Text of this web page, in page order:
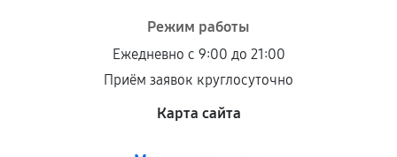
Режим работы
Ежедневно с 9:00 до 21:00
Приём заявок круглосуточно
Карта сайта